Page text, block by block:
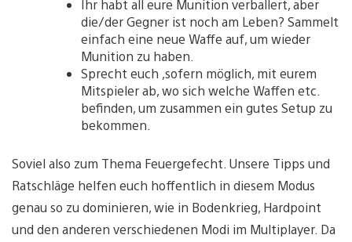
Ihr habt all eure Munition verballert, aber
die/der Gegner ist noch am Leben? Sammelt
einfach eine neue Waffe auf, um wieder
Munition zu haben.
Sprecht euch ,sofern möglich, mit eurem
Mitspieler ab, wo sich welche Waffen etc.
befinden, um zusammen ein gutes Setup zu
bekommen.
Soviel also zum Thema Feuergefecht. Unsere Tipps und
Ratschläge helfen euch hoffentlich in diesem Modus
genau so zu dominieren, wie in Bodenkrieg, Hardpoint
und den anderen verschiedenen Modi im Multiplayer. Da